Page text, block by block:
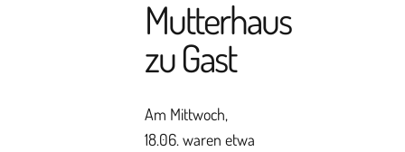
Mutterhaus
zu Gast
Am Mittwoch,
18.06. waren etwa